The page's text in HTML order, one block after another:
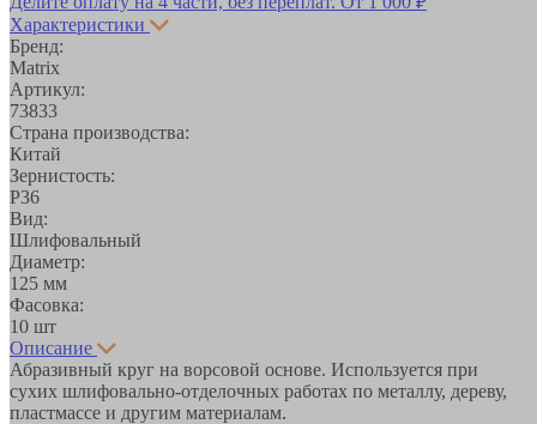
Характеристики
Бренд:
Matrix
Артикул:
73833
Страна производства:
Китай
Зернистость:
Р36
Вид:
Шлифовальный
Диаметр:
125 мм
Фасовка:
10 шт
Описание
Абразивный круг на ворсовой основе. Используется при
сухих шлифовально-отделочных работах по металлу, дереву,
пластмассе и другим материалам.